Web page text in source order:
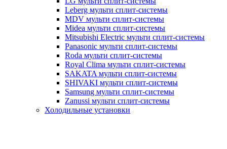
Leberg мульти сплит-системы
MDV мульти сплит-системы
Midea мульти сплит-системы
Mitsubishi Electric мульти сплит-системы
Panasonic мульти сплит-системы
Roda мульти сплит-системы
Royal Clima мульти сплит-системы
SAKATA мульти сплит-системы
SHIVAKI мульти сплит-системы
Samsung мульти сплит-системы
Zanussi мульти сплит-системы
Холодильные установки